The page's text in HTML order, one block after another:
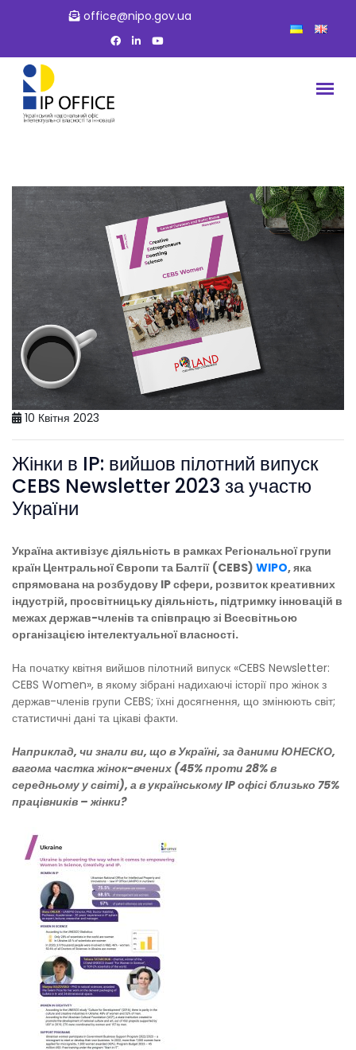
office@nipo.gov.ua
10 Квітня 2023
Жінки в IP: вийшов пілотний випуск
CEBS Newsletter 2023 за участю
України
Україна активізує діяльність в рамках Регіональної групи
країн Центральної Європи та Балтії (CEBS) WIPO, яка
спрямована на розбудову IP сфери, розвиток креативних
індустрій, просвітницьку діяльність, підтримку інновацій в
межах держав-членів та співпрацю зі Всесвітньою
організацією інтелектуальної власності.
На початку квітня вийшов пілотний випуск «CEBS Newsletter:
CEBS Women», в якому зібрані надихаючі історії про жінок з
держав-членів групи CEBS; їхні досягнення, що змінюють світ;
статистичні дані та цікаві факти.
Наприклад, чи знали ви, що в Україні, за даними ЮНЕСКО,
вагома частка жінок-вчених (45% проти 28% в
середньому у світі), а в українському IP офісі близько 75%
працівників – жінки?